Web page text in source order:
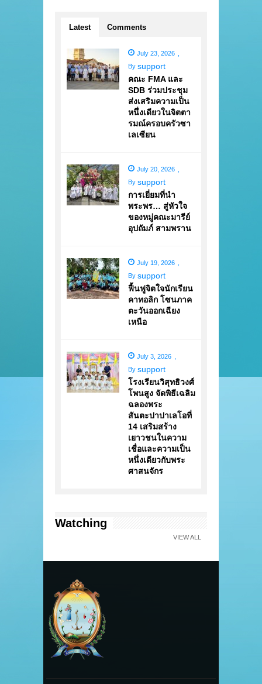
Latest Comments
July 23, 2026
By support
คณะ FMA และ
SDB ร่วมประชุม
ส่งเสริมความเป็น
หนึ่งเดียวในจิตตา
รมณ์ครอบครัวซา
เลเซียน
July 20, 2026
By support
การเยี่ยมที่นำ
พระพร… สู่หัวใจ
ของหมู่คณะมารีย์
อุปถัมภ์ สามพราน
July 19, 2026
By support
ฟื้นฟูจิตใจนักเรียน
คาทอลิก โซนภาค
ตะวันออกเฉียง
เหนือ
July 3, 2026
By support
โรงเรียนวิสุทธิวงศ์
โพนสูง จัดพิธีเฉลิม
ฉลองพระ
สันตะปาปาเลโอที่
14 เสริมสร้าง
เยาวชนในความ
เชื่อและความเป็น
หนึ่งเดียวกับพระ
ศาสนจักร
Watching
VIEW ALL